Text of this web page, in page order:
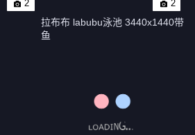
2 2
拉布布 labubu泳池 3440x1440带
鱼